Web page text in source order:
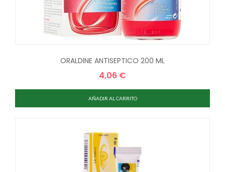
ORALDINE ANTISEPTICO 200 ML
Precio
4,06 €
AÑADIR AL CARRITO